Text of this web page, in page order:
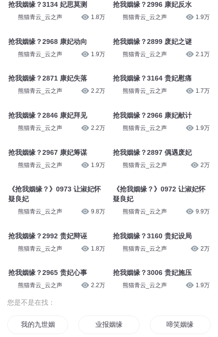
抢我姻缘？3134 妃思莫测
熊猫青云_云之声 1.8万
抢我姻缘？2968 康妃动向
熊猫青云_云之声 1.9万
抢我姻缘？2871 康妃失落
熊猫青云_云之声 2.2万
抢我姻缘？2846 康妃拜见
熊猫青云_云之声 2.2万
抢我姻缘？2967 康妃筹谋
熊猫青云_云之声 1.9万
《抢我姻缘？》0973 让淑妃怀
疑良妃
熊猫青云_云之声 9.8万
抢我姻缘？2992 贵妃辩诬
熊猫青云_云之声 1.8万
抢我姻缘？2965 贵妃心事
熊猫青云_云之声 2.2万
抢我姻缘？2996 康妃反水
熊猫青云_云之声 1.9万
抢我姻缘？2899 废妃之谜
熊猫青云_云之声 2.1万
抢我姻缘？3164 贵妃慰痛
熊猫青云_云之声 1.7万
抢我姻缘？2966 康妃献计
熊猫青云_云之声 1.9万
抢我姻缘？2897 偶遇废妃
熊猫青云_云之声 2万
《抢我姻缘？》0972 让淑妃怀
疑良妃
熊猫青云_云之声 9.9万
抢我姻缘？3160 贵妃设局
熊猫青云_云之声 2万
抢我姻缘？3006 贵妃施压
熊猫青云_云之声 1.9万
您是不是在找：
我的九世姻缘 业报姻缘 啼笑姻缘